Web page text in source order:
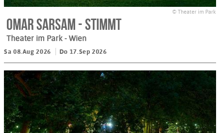
© Theater im Park
Omar Sarsam - STIMMT
Theater im Park- Wien
Sa 08.Aug 2026 Do 17.Sep 2026